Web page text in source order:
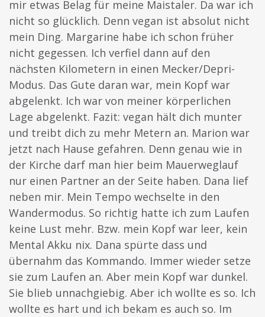
mir etwas Belag für meine Maistaler. Da war ich
nicht so glücklich. Denn vegan ist absolut nicht
mein Ding. Margarine habe ich schon früher
nicht gegessen. Ich verfiel dann auf den
nächsten Kilometern in einen Mecker/Depri-
Modus. Das Gute daran war, mein Kopf war
abgelenkt. Ich war von meiner körperlichen
Lage abgelenkt. Fazit: vegan hält dich munter
und treibt dich zu mehr Metern an. Marion war
jetzt nach Hause gefahren. Denn genau wie in
der Kirche darf man hier beim Mauerweglauf
nur einen Partner an der Seite haben. Dana lief
neben mir. Mein Tempo wechselte in den
Wandermodus. So richtig hatte ich zum Laufen
keine Lust mehr. Bzw. mein Kopf war leer, kein
Mental Akku nix. Dana spürte dass und
übernahm das Kommando. Immer wieder setze
sie zum Laufen an. Aber mein Kopf war dunkel.
Sie blieb unnachgiebig. Aber ich wollte es so. Ich
wollte es hart und ich bekam es auch so. Im